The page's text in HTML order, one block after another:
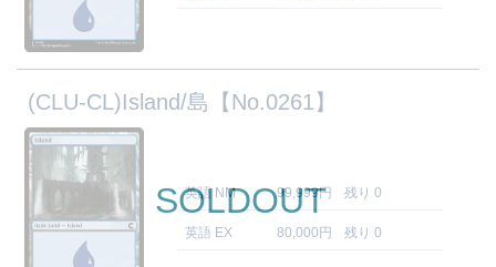
(CLU-CL)Island/島【No.0261】
英語 NM 99,999円 残り 0
英語 EX 80,000円 残り 0
SOLDOUT